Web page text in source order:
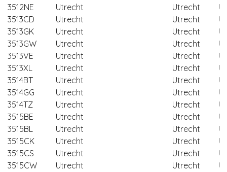
3512NE
Utrecht Utrecht
3513CD
Utrecht Utrecht
3513GK
Utrecht Utrecht
3513GW
Utrecht Utrecht
3513VE
Utrecht Utrecht
3513XL
Utrecht Utrecht
3514BT
Utrecht Utrecht
3514GG
Utrecht Utrecht
3514TZ
Utrecht Utrecht
3515BE
Utrecht Utrecht
3515BL
Utrecht Utrecht
3515CK
Utrecht Utrecht
3515CS
Utrecht Utrecht
3515CW
Utrecht Utrecht